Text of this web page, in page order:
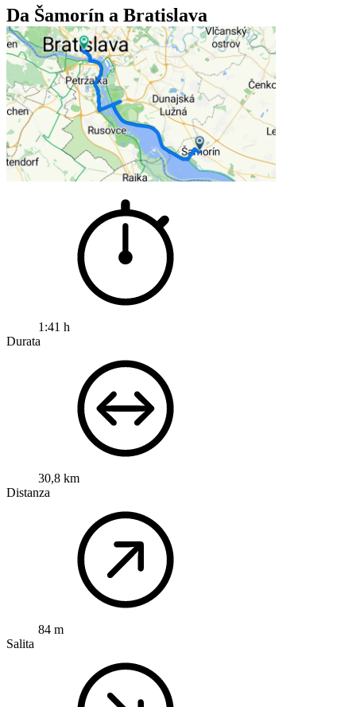
Da Šamorín a Bratislava
1:41 h
Durata
30,8 km
Distanza
84 m
Salita